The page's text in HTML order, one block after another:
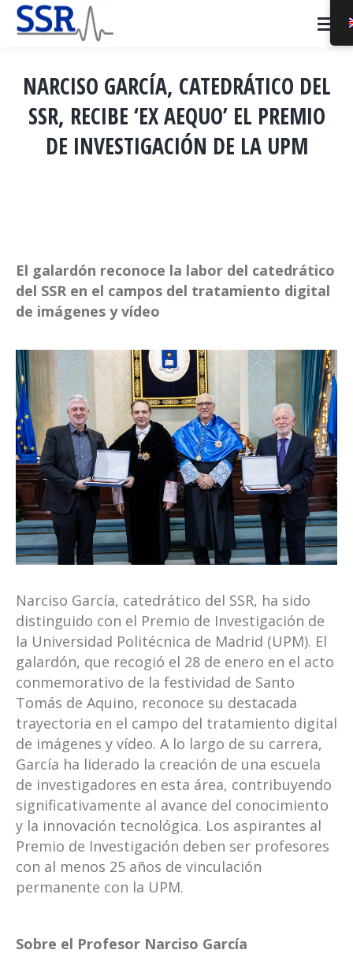
NARCISO GARCÍA, CATEDRÁTICO DEL
SSR, RECIBE ‘EX AEQUO’ EL PREMIO
DE INVESTIGACIÓN DE LA UPM
El galardón reconoce la labor del catedrático
del SSR en el campos del tratamiento digital
de imágenes y vídeo
Narciso García, catedrático del SSR, ha sido
distinguido con el Premio de Investigación de
la Universidad Politécnica de Madrid (UPM). El
galardón, que recogió el 28 de enero en el acto
conmemorativo de la festividad de Santo
Tomás de Aquino, reconoce su destacada
trayectoria en el campo del tratamiento digital
de imágenes y vídeo. A lo largo de su carrera,
García ha liderado la creación de una escuela
de investigadores en esta área, contribuyendo
significativamente al avance del conocimiento
y la innovación tecnológica. Los aspirantes al
Premio de Investigación deben ser profesores
con al menos 25 años de vinculación
permanente con la UPM.
Sobre el Profesor Narciso García